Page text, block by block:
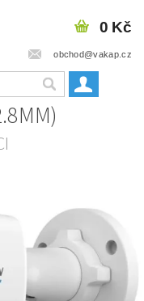
obchod@vakap.cz
0 Kč